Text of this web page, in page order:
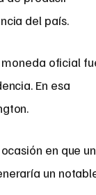
del país.
oficial
En esa
en que un
un